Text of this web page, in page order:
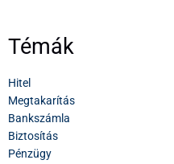
Témák
Hitel
Megtakarítás
Bankszámla
Biztosítás
Pénzügy